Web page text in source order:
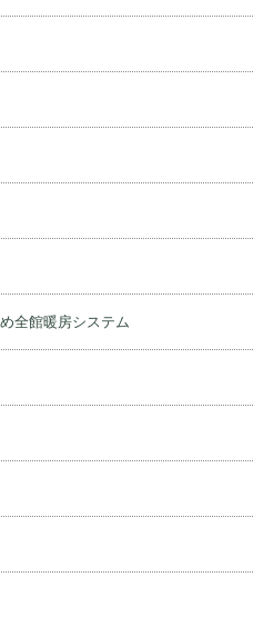
全館暖房システム